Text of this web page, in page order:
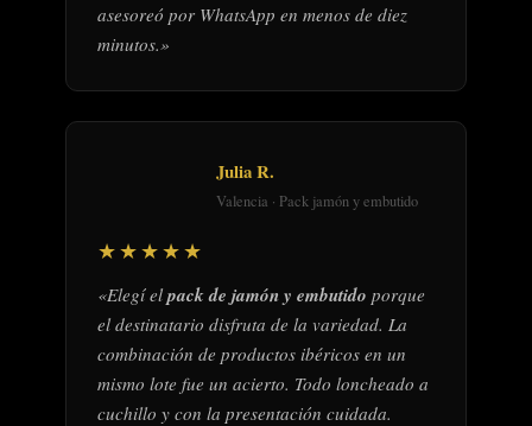
asesoreó por WhatsApp en menos de diez
minutos.»
Julia R.
Valencia · Pack jamón y embutido
★★★★★
«Elegí elpack de jamón y embutido porque
el destinatario disfruta de la variedad. La
combinación de productos ibéricos en un
mismo lote fue un acierto. Todo loncheado a
cuchillo y con la presentación cuidada.